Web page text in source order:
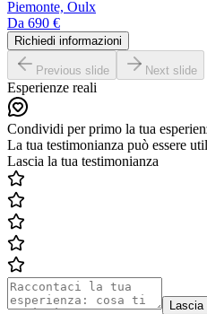
Piemonte, Oulx
Da 690 €
Richiedi informazioni
Previous slide Next slide
Esperienze reali
Condividi per primo la tua
La tua testimonianza può essere
Lascia la tua testimonianza